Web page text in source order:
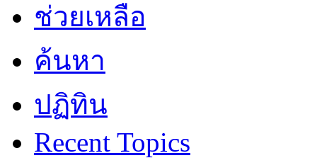
ช่วยเหลือ
ค้นหา
ปฏิทิน
Recent Topics